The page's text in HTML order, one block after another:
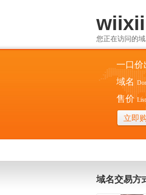
您正在访问的域
一口价
域名
售价
立即
域名交易方